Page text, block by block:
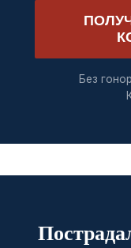
Без